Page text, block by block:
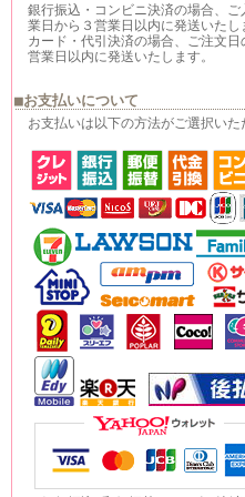
銀行振込・コンビニ決済の場合、
業日から３営業日以内に発送いたし
カード・代引決済の場合、ご注文
営業日以内に発送いたします。
■お支払いについて
お支払いは以下の方法がご選択いた